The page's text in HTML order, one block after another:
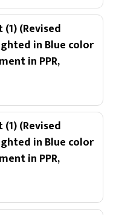
(Revised
in Blue color
in PPR,
(Revised
in Blue color
in PPR,